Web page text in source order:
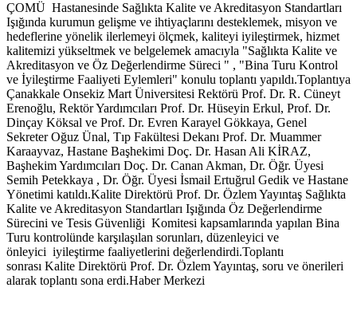
ÇOMÜ Hastanesinde Sağlıkta Kalite ve Akreditasyon Standartları
Işığında kurumun gelişme ve ihtiyaçlarını desteklemek, misyon ve
hedeflerine yönelik ilerlemeyi ölçmek, kaliteyi iyileştirmek, hizmet
kalitemizi yükseltmek ve belgelemek amacıyla "Sağlıkta Kalite ve
Akreditasyon ve Öz Değerlendirme Süreci " , "Bina Turu Kontrol
ve İyileştirme Faaliyeti Eylemleri" konulu toplantı yapıldı.Toplantıya
Çanakkale Onsekiz Mart Üniversitesi Rektörü Prof. Dr. R. Cüneyt
Erenoğlu, Rektör Yardımcıları Prof. Dr. Hüseyin Erkul, Prof. Dr.
Dinçay Köksal ve Prof. Dr. Evren Karayel Gökkaya, Genel
Sekreter Oğuz Ünal, Tıp Fakültesi Dekanı Prof. Dr. Muammer
Karaayvaz, Hastane Başhekimi Doç. Dr. Hasan Ali KİRAZ,
Başhekim Yardımcıları Doç. Dr. Canan Akman, Dr. Öğr. Üyesi
Semih Petekkaya , Dr. Öğr. Üyesi İsmail Ertuğrul Gedik ve Hastane
Yönetimi katıldı.Kalite Direktörü Prof. Dr. Özlem Yayıntaş Sağlıkta
Kalite ve Akreditasyon Standartları Işığında Öz Değerlendirme
Sürecini ve Tesis Güvenliği Komitesi kapsamlarında yapılan Bina
Turu kontrolünde karşılaşılan sorunları, düzenleyici ve
önleyici iyileştirme faaliyetlerini değerlendirdi.Toplantı
sonrası Kalite Direktörü Prof. Dr. Özlem Yayıntaş, soru ve önerileri
alarak toplantı sona erdi.Haber Merkezi